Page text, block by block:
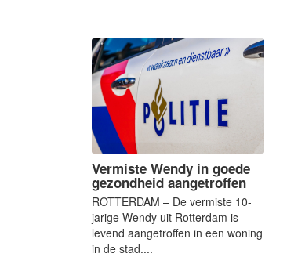
Vermiste Wendy in goede
gezondheid aangetroffen
ROTTERDAM – De vermiste 10-
jarige Wendy uit Rotterdam is
levend aangetroffen in een woning
in de stad....